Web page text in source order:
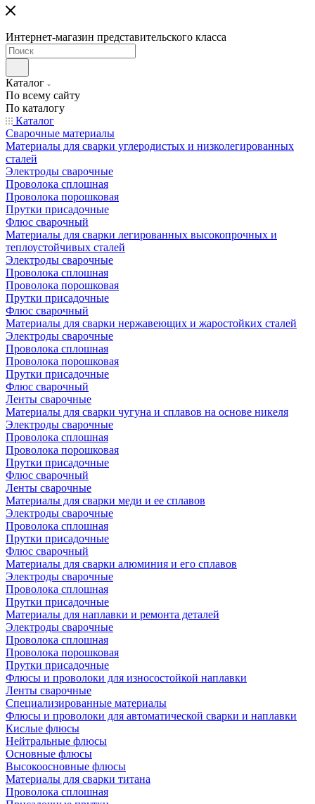
Интернет-магазин представительского класса
Каталог
По всему сайту
По каталогу
Каталог
Сварочные материалы
Материалы для сварки углеродистых и низколегированных
сталей
Электроды сварочные
Проволока сплошная
Проволока порошковая
Прутки присадочные
Флюс сварочный
Материалы для сварки легированных высокопрочных и
теплоустойчивых сталей
Электроды сварочные
Проволока сплошная
Проволока порошковая
Прутки присадочные
Флюс сварочный
Материалы для сварки нержавеющих и жаростойких сталей
Электроды сварочные
Проволока сплошная
Проволока порошковая
Прутки присадочные
Флюс сварочный
Ленты сварочные
Материалы для сварки чугуна и сплавов на основе никеля
Электроды сварочные
Проволока сплошная
Проволока порошковая
Прутки присадочные
Флюс сварочный
Ленты сварочные
Материалы для сварки меди и ее сплавов
Электроды сварочные
Проволока сплошная
Прутки присадочные
Флюс сварочный
Материалы для сварки алюминия и его сплавов
Электроды сварочные
Проволока сплошная
Прутки присадочные
Материалы для наплавки и ремонта деталей
Электроды сварочные
Проволока сплошная
Проволока порошковая
Прутки присадочные
Флюсы и проволоки для износостойкой наплавки
Ленты сварочные
Специализированные материалы
Флюсы и проволоки для автоматической сварки и наплавки
Кислые флюсы
Нейтральные флюсы
Основные флюсы
Высокоосновные флюсы
Материалы для сварки титана
Проволока сплошная